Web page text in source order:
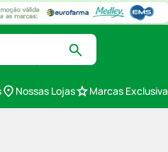
Nossas Lojas Marcas